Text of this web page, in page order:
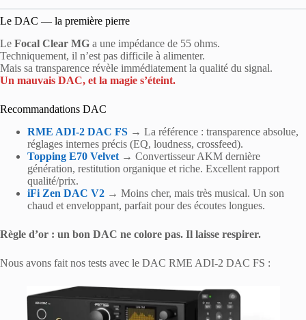
Le DAC — la première pierre
Le Focal Clear MG a une impédance de 55 ohms.
Techniquement, il n’est pas difficile à alimenter.
Mais sa transparence révèle immédiatement la qualité du signal.
Un mauvais DAC, et la magie s’éteint.
Recommandations DAC
RME ADI-2 DAC FS → La référence : transparence absolue,
réglages internes précis (EQ, loudness, crossfeed).
Topping E70 Velvet → Convertisseur AKM dernière
génération, restitution organique et riche. Excellent rapport
qualité/prix.
iFi Zen DAC V2 → Moins cher, mais très musical. Un son
chaud et enveloppant, parfait pour des écoutes longues.
Règle d’or : un bon DAC ne colore pas. Il laisse respirer.
Nous avons fait nos tests avec le DAC RME ADI-2 DAC FS :